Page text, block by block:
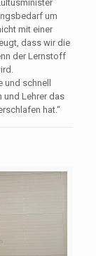
um
mit einer
dass wir die
der Lernstoff
schnell
und Lehrer das
hat.“